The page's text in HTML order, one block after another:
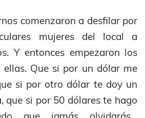
comenzaron a desfilar por
mujeres del local a
Y entonces empezaron los
Que si por un dólar me
si por otro dólar te doy un
que si por 50 dólares te hago